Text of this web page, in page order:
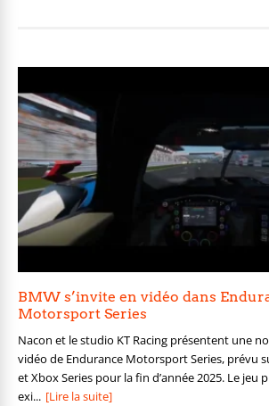
BMW s’invite en vidéo dans
Motorsport Series
Nacon et le studio KT Racing présentent une
vidéo de Endurance Motorsport Series, prévu
et Xbox Series pour la fin d’année 2025. Le jeu
exi... [Lire la suite]